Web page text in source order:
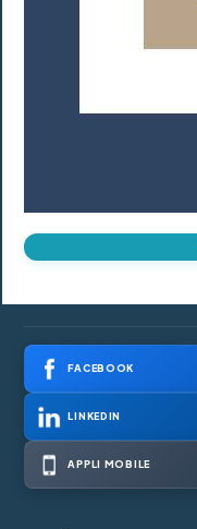
FACEBOOK
LINKEDIN
APPLI MOBILE